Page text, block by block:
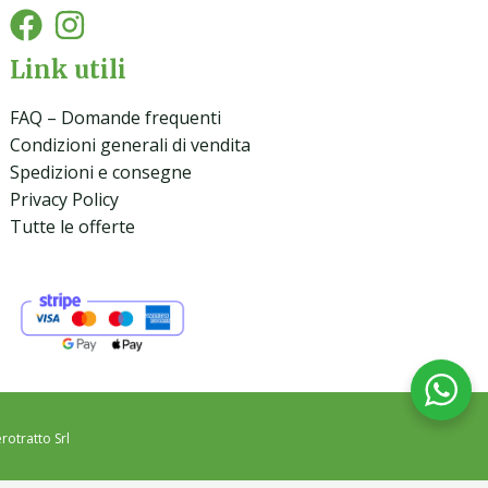
Link utili
FAQ – Domande frequenti
Condizioni generali di vendita
Spedizioni e consegne
Privacy Policy
Tutte le offerte
Srl